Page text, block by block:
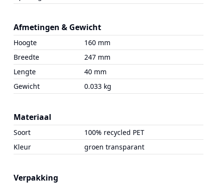
Afmetingen & Gewicht
Hoogte
160 mm
Breedte
247 mm
Lengte
40 mm
Gewicht
0.033 kg
Materiaal
Soort
100% recycled PET
Kleur
groen transparant
Verpakking